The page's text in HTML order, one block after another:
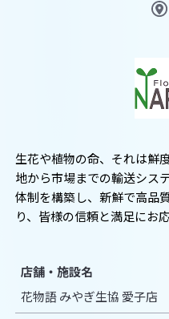
生花や植物の命、それは鮮
地から市場までの輸送シス
体制を構築し、新鮮で高品
り、皆様の信頼と満足にお
店舗・施設名
花物語 みやぎ生協 愛子店